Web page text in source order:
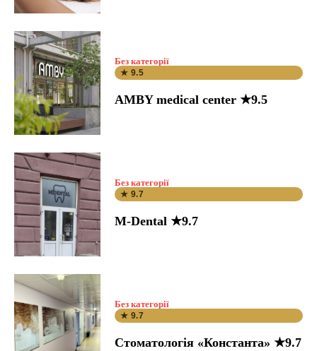
Без категорії
★ 9.5
AMBY medical center ★9.5
Без категорії
★ 9.7
M-Dental ★9.7
Без категорії
★ 9.7
Стоматологія «Константа» ★9.7